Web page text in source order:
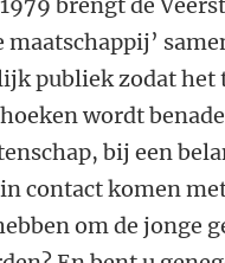
maatschappij’
publiek zodat het
wordt
bij een
contact komen
om de jonge